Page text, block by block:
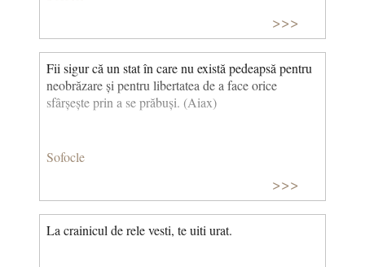
>>>
Fii sigur că un stat în care nu există pedeapsă pentru
neobrăzare și pentru libertatea de a face orice
sfârșește prin a se prăbuși. (Aiax)
Sofocle
>>>
La crainicul de rele vesti, te uiti urat.